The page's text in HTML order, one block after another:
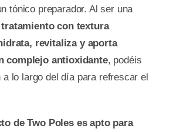
tónico preparador. Al ser una
con textura
revitaliza y aporta
complejo antioxidante, podéis
a lo largo del día para refrescar el
de Two Poles es apto para